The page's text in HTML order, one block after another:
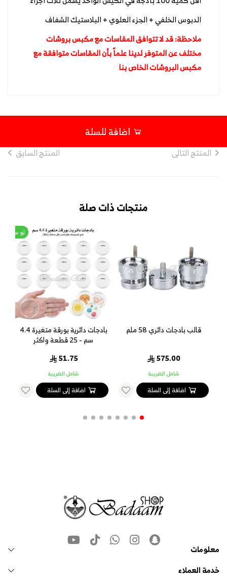
الدبوس الخلفي + الجزء العلوي + البلاستيك الشفاف
ملاحظة: قد لا تتوافق المقاسات مع مكبس بروشات
مختلف عن المتوفر لدينا علماً بأن المقاسات متوافقة مع
مكبس البروشات الخاص بنا
اضافة للسلة
المنتج التالى المنتج السابق
منتجات ذات صلة
قالب بادجات دائري 58 ملم
575.00
شامل الضريبة
اضافة إلى السلة
بادجات دائرية بورقة متغيرة 4.4
سم - 25 قطعة واكثر
51.75
شامل الضريبة
اضافة إلى السلة
لو سمحت
معلومات
خدمة العملاء